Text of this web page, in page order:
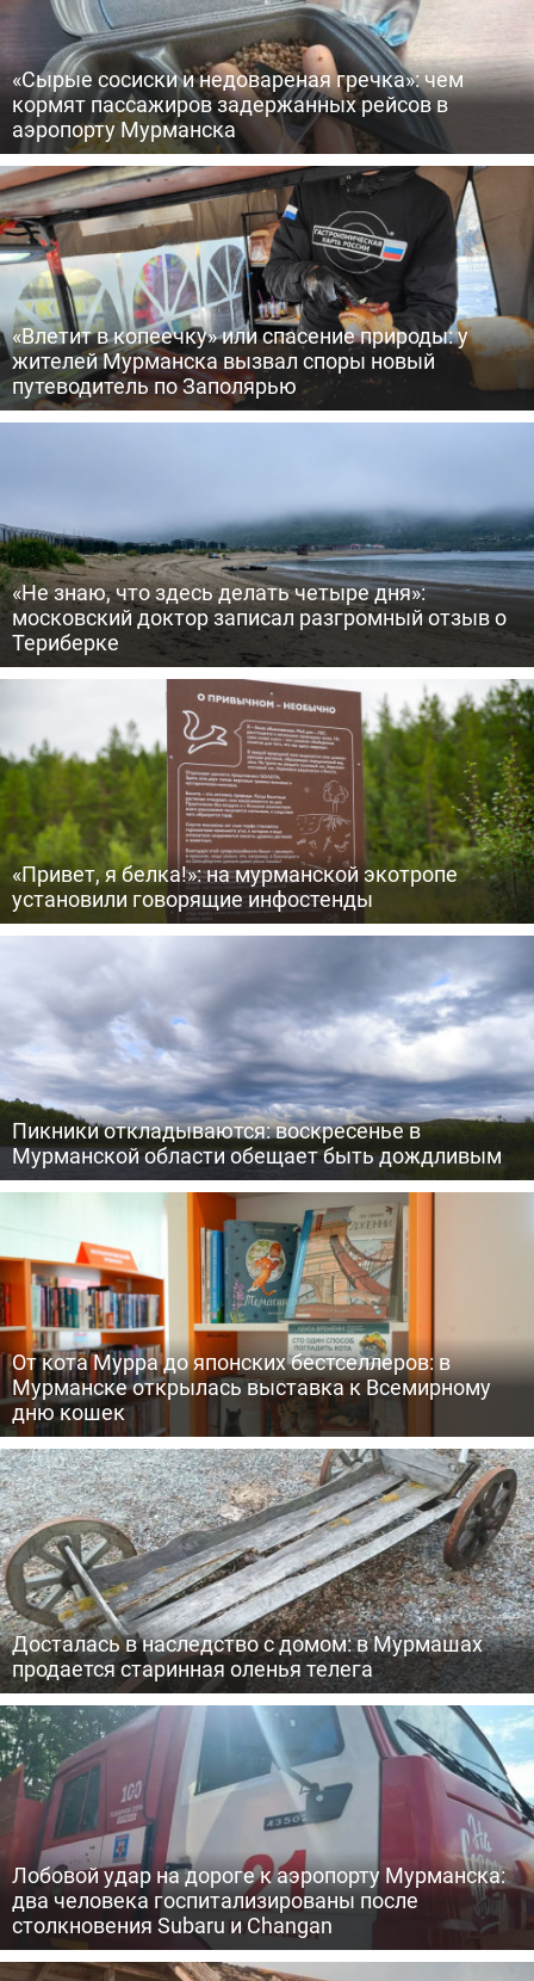
«Сырые сосиски и недовареная гречка»: чем
кормят пассажиров задержанных рейсов в
аэропорту Мурманска
«Влетит в копеечку» или спасение природы: у
жителей Мурманска вызвал споры новый
путеводитель по Заполярью
«Не знаю, что здесь делать четыре дня»:
московский доктор записал разгромный отзыв о
Териберке
«Привет, я белка!»: на мурманской экотропе
установили говорящие инфостенды
Пикники откладываются: воскресенье в
Мурманской области обещает быть дождливым
От кота Мурра до японских бестселлеров: в
Мурманске открылась выставка к Всемирному
дню кошек
Досталась в наследство с домом: в Мурмашах
продается старинная оленья телега
Лобовой удар на дороге к аэропорту Мурманска:
два человека госпитализированы после
столкновения Subaru и Changan